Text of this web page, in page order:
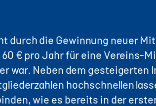
die Gewinnung neuer
€ pro Jahr für eine Vereins-
war. Neben dem gesteigerten
hochschnellen
wie es bereits in der